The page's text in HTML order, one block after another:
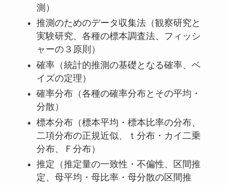
測）
推測のためのデータ収集法（観察研究と
実験研究、各種の標本調査法、フィッシ
ャーの３原則）
確率（統計的推測の基礎となる確率、ベ
イズの定理）
確率分布（各種の確率分布とその平均・
分散）
標本分布（標本平均・標本比率の分布、
二項分布の正規近似、ｔ分布・カイ二乗
分布、Ｆ分布）
推定（推定量の一致性・不偏性、区間推
定、母平均・母比率・母分散の区間推